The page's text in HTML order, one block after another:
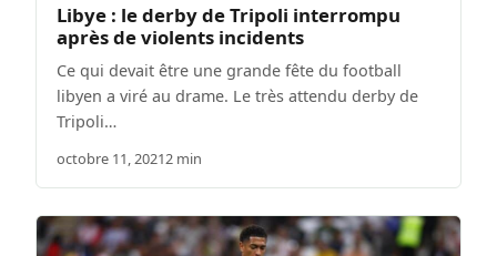
Libye : le derby de Tripoli interrompu
après de violents incidents
Ce qui devait être une grande fête du football
libyen a viré au drame. Le très attendu derby de
Tripoli…
octobre 11, 20212 min